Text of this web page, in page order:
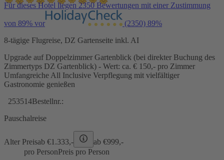
Für dieses Hotel liegen 2350 Bewertungen mit einer Zustimmung
von 89% vor (2350) 89%
8-tägige Flugreise, DZ Gartenseite inkl. AI
Upgrade auf Doppelzimmer Gartenblick (bei direkter Buchung des
Zimmertyps DZ Gartenblick) - Wert: ca. € 150,- pro Zimmer
Umfangreiche All Inclusive Verpflegung mit vielfältiger
Gastronomie genießen
253514Bestellnr.:
Pauschalreise
Alter Preisab €1.333,- ab €999,-
pro PersonPreis pro Person